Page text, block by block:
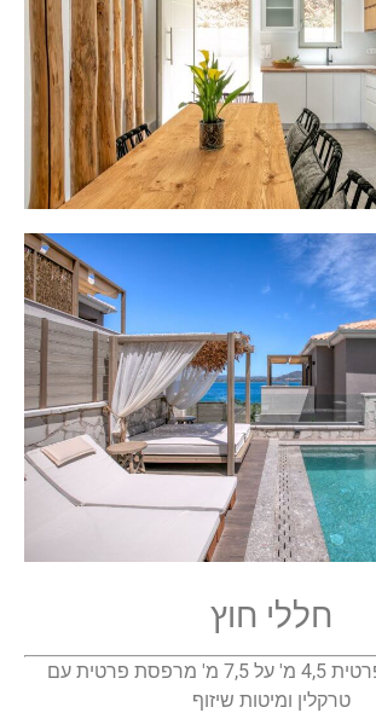
חללי חוץ
בריכת שחייה פרטית 4,5 מ' על 7,5 מ' מרפסת פרטית עם
טרקלין ומיטות שיזוף